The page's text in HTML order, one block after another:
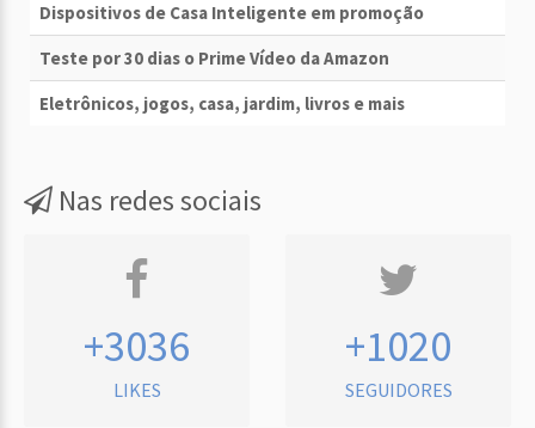
Dispositivos de Casa Inteligente em promoção
Teste por 30 dias o Prime Vídeo da Amazon
Eletrônicos, jogos, casa, jardim, livros e mais
Nas redes sociais
+3036
LIKES
+1020
SEGUIDORES